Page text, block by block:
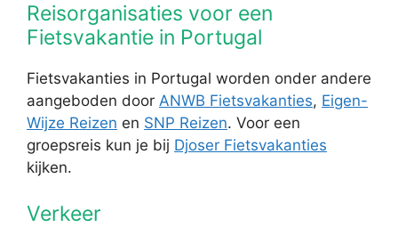
Reisorganisaties voor een
Fietsvakantie in Portugal
Fietsvakanties in Portugal worden onder andere
aangeboden door ANWB Fietsvakanties, Eigen-
Wijze Reizen en SNP Reizen. Voor een
groepsreis kun je bij Djoser Fietsvakanties
kijken.
Verkeer